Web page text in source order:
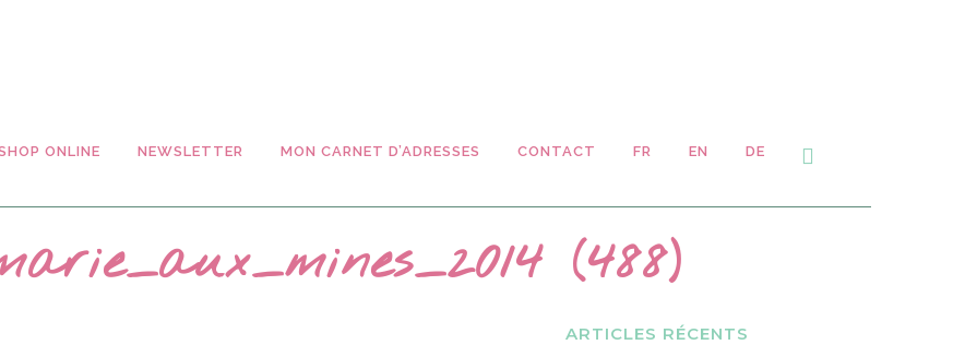
ONLINE NEWSLETTER MON CARNET D’ADRESSES CONTACT FR EN DE
(488)
ARTICLES RÉCENTS